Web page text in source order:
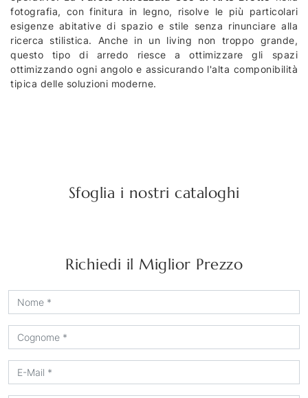
fotografia, con finitura in legno, risolve le più particolari
esigenze abitative di spazio e stile senza rinunciare alla
ricerca stilistica. Anche in un living non troppo grande,
questo tipo di arredo riesce a ottimizzare gli spazi
ottimizzando ogni angolo e assicurando l'alta componibilità
tipica delle soluzioni moderne.
Sfoglia i nostri cataloghi
Richiedi il Miglior Prezzo